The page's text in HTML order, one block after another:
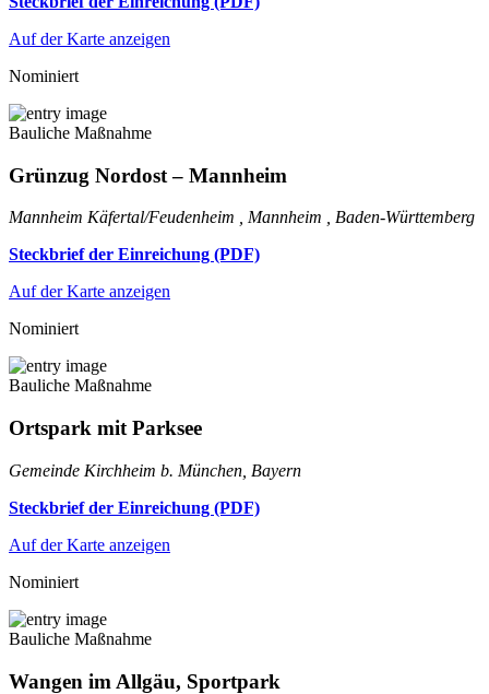
Auf der Karte anzeigen
Nominiert
Bauliche Maßnahme
Grünzug Nordost – Mannheim
Mannheim Käfertal/Feudenheim , Mannheim , Baden-Württemberg
Steckbrief der Einreichung (PDF)
Auf der Karte anzeigen
Nominiert
Bauliche Maßnahme
Ortspark mit Parksee
Gemeinde Kirchheim b. München, Bayern
Steckbrief der Einreichung (PDF)
Auf der Karte anzeigen
Nominiert
Bauliche Maßnahme
Wangen im Allgäu, Sportpark